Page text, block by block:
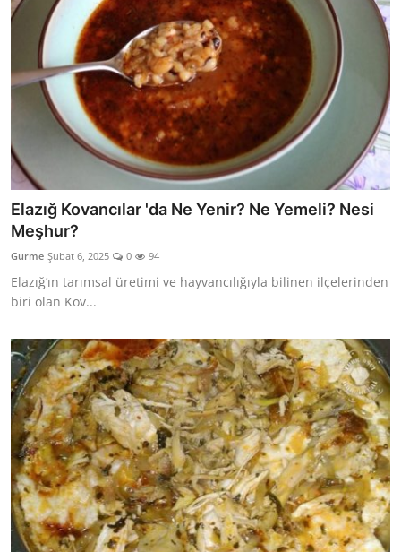
Elazığ Kovancılar 'da Ne Yenir? Ne Yemeli? Nesi
Meşhur?
Gurme Şubat 6, 2025 0 94
Elazığ’ın tarımsal üretimi ve hayvancılığıyla bilinen ilçelerinden
biri olan Kov...